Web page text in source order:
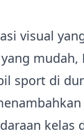
visual
sport di
kelas